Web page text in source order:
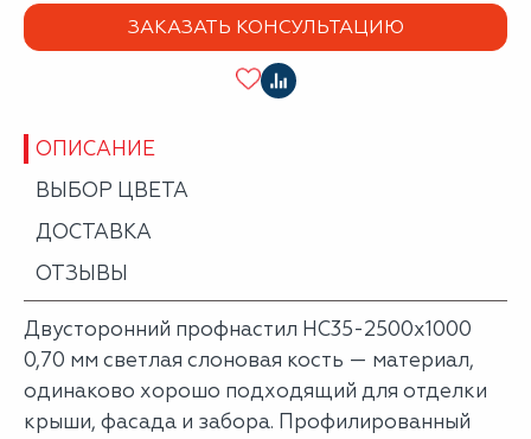
ЗАКАЗАТЬ КОНСУЛЬТАЦИЮ
ОПИСАНИЕ
ВЫБОР ЦВЕТА
ДОСТАВКА
ОТЗЫВЫ
Двусторонний профнастил НС35-2500х1000
0,70 мм светлая слоновая кость — материал,
одинаково хорошо подходящий для отделки
крыши, фасада и забора. Профилированный